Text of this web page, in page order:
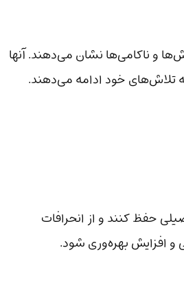
و ناکامی‌ها نشان می‌دهند. آنها
تلاش‌های خود ادامه می‌دهند.
حفظ کنند و از انحرافات
و افزایش بهره‌وری شود.